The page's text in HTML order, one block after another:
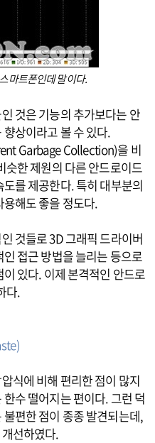
마트폰인데 말이다.
것은 기능의 추가보다는 안
상이라고 볼 수 있다.
Garbage Collection)을 비
슷한 제원의 다른 안드로이드
를 제공한다. 특히 대부분의
해도 좋을 정도다.
것들로 3D 그래픽 드라이버
접근 방법을 늘리는 등으로
있다. 이제 본격적인 안드로
다.
식에 비해 편리한 점이 많지
수 떨어지는 편이다. 그런 덕
편한 점이 종종 발견되는데,
선하였다.